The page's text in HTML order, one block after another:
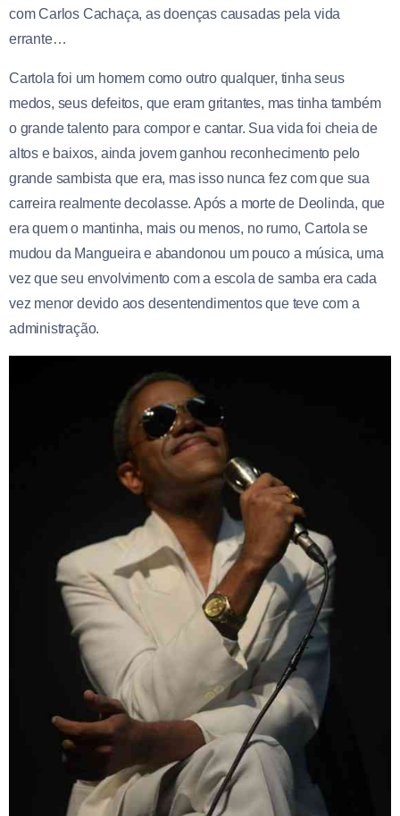
com Carlos Cachaça, as doenças causadas pela vida
errante…
Cartola foi um homem como outro qualquer, tinha seus
medos, seus defeitos, que eram gritantes, mas tinha também
o grande talento para compor e cantar. Sua vida foi cheia de
altos e baixos, ainda jovem ganhou reconhecimento pelo
grande sambista que era, mas isso nunca fez com que sua
carreira realmente decolasse. Após a morte de Deolinda, que
era quem o mantinha, mais ou menos, no rumo, Cartola se
mudou da Mangueira e abandonou um pouco a música, uma
vez que seu envolvimento com a escola de samba era cada
vez menor devido aos desentendimentos que teve com a
administração.